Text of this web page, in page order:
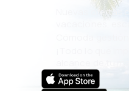
Nuevas ofertas
vacaciones,
Cómoda
¡Todo lo que